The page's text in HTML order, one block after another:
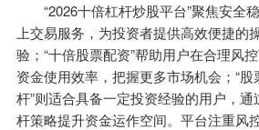
“2026十倍杠杆炒股平台”聚焦安全
上交易服务，为投资者提供高效便捷的
验；“十倍股票配资”帮助用户在合理风
资金使用效率，把握更多市场机会；“股
杆”则适合具备一定投资经验的用户，通
杆策略提升资金运作空间。平台注重风控